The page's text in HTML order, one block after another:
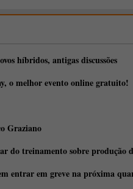
híbridos, antigas discussões
o melhor evento online gratuito!
Graziano
do treinamento sobre produção
entrar em greve na próxima